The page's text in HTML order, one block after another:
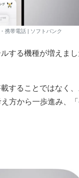
携帯電話 | ソフトバンク
する機種が増えま
することではなく
方から一歩進み、